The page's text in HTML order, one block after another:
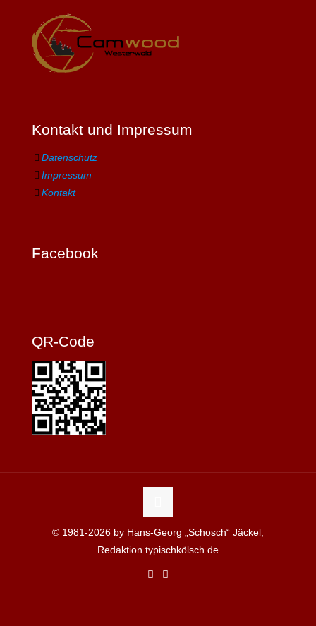
Kontakt und Impressum
Datenschutz
Impressum
Kontakt
Facebook
QR-Code
© 1981-2026 by Hans-Georg „Schosch“ Jäckel,
Redaktion typischkölsch.de